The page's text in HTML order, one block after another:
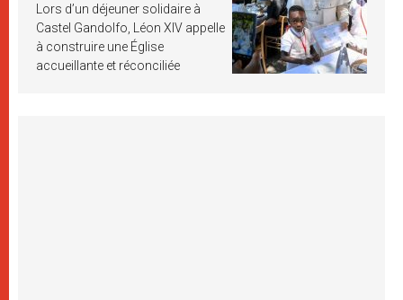
Lors d’un déjeuner solidaire à
Castel Gandolfo, Léon XIV appelle
à construire une Église
accueillante et réconciliée